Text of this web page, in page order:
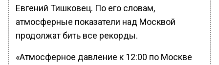
Евгений Тишковец. По его словам,
атмосферные показатели над Москвой
продолжат бить все рекорды.
«Атмосферное давление к 12:00 по Москве